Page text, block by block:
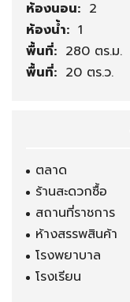
ห้องนอน: 2
ห้องน้ำ: 1
พื้นที่: 280 ตร.ม.
พื้นที่: 20 ตร.ว.
ตลาด
ร้านสะดวกซื้อ
สถานที่ราชการ
ห้างสรรพสินค้า
โรงพยาบาล
โรงเรียน